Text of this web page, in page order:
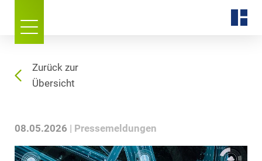
Zurück zur
Übersicht
08.05.2026 Pressemeldungen